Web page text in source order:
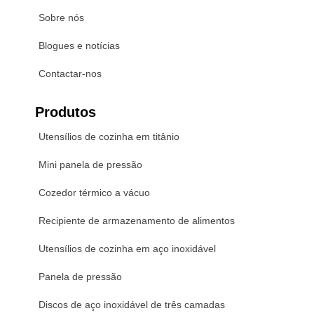
Sobre nós
Blogues e notícias
Contactar-nos
Produtos
Utensílios de cozinha em titânio
Mini panela de pressão
Cozedor térmico a vácuo
Recipiente de armazenamento de alimentos
Utensílios de cozinha em aço inoxidável
Panela de pressão
Discos de aço inoxidável de três camadas